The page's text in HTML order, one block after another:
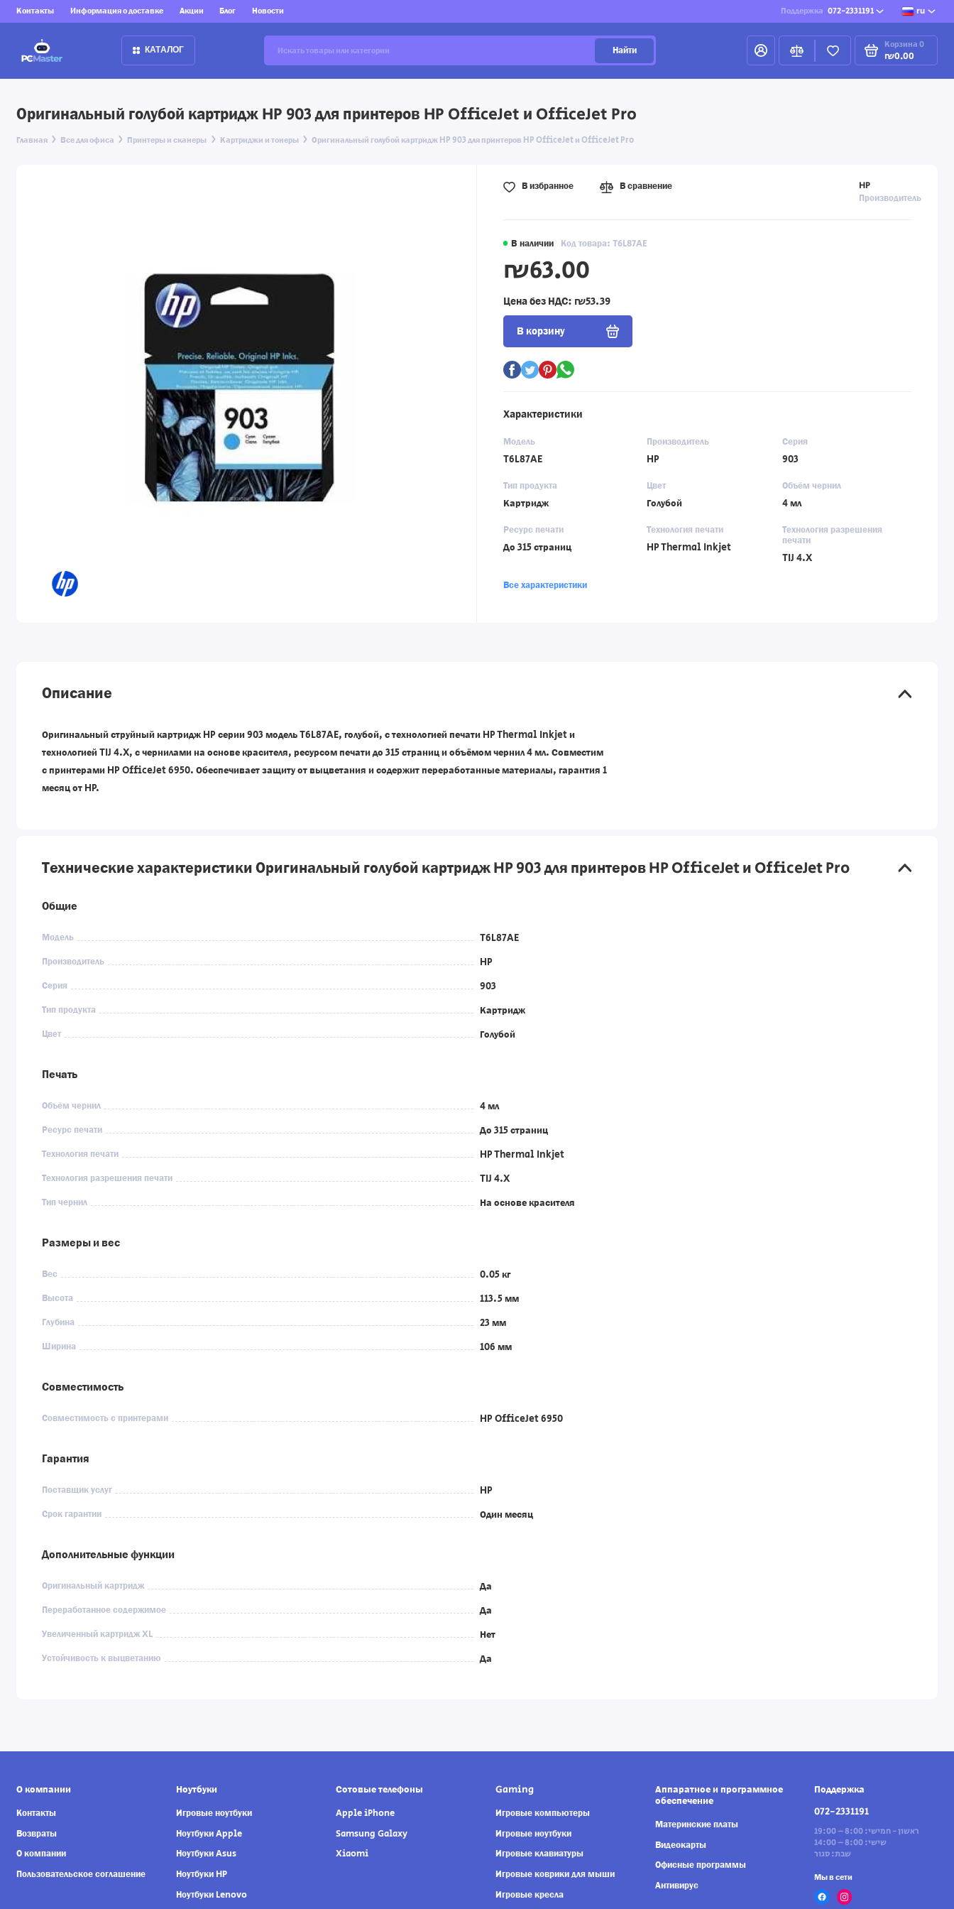
Контакты Информация о доставке Акции Блог Новости Поддержка 072-2331191 ru
КАТАЛОГ Найти Корзина0
₪0.00
Оригинальный голубой картридж HP 903 для принтеров HP OfficeJet и OfficeJet Pro
Главная Все для офиса Принтеры и сканеры Картриджи и тонеры Оригинальный голубой картридж HP 903 для принтеров HP OfficeJet и OfficeJet Pro
В наличии Код товара: T6L87AE
HP
Производитель
₪63.00
Цена без НДС: ₪53.39
В корзину
В избранное В сравнение
Характеристики
Модель
T6L87AE
Производитель
HP
Серия
903
Тип продукта
Картридж
Цвет
Голубой
Объём чернил
4 мл
Ресурс печати
До 315 страниц
Технология печати
HP Thermal Inkjet
Технология разрешения
печати
TIJ 4.X
Все характеристики
Описание
Оригинальный струйный картридж HP серии 903 модель T6L87AE, голубой, с технологией печати HP Thermal Inkjet и
технологией TIJ 4.X, с чернилами на основе красителя, ресурсом печати до 315 страниц и объёмом чернил 4 мл. Совместим
с принтерами HP OfficeJet 6950. Обеспечивает защиту от выцветания и содержит переработанные материалы, гарантия 1
месяц от HP.
Технические характеристики Оригинальный голубой картридж HP 903 для принтеров HP OfficeJet и OfficeJet Pro
Общие
Модель T6L87AE
Производитель HP
Серия 903
Тип продукта Картридж
Цвет Голубой
Печать
Объём чернил 4 мл
Ресурс печати До 315 страниц
Технология печати HP Thermal Inkjet
Технология разрешения печати TIJ 4.X
Тип чернил На основе красителя
Размеры и вес
Вес 0.05 кг
Высота 113.5 мм
Глубина 23 мм
Ширина 106 мм
Совместимость
Совместимость с принтерами HP OfficeJet 6950
Гарантия
Поставщик услуг HP
Срок гарантии Один месяц
Дополнительные функции
Оригинальный картридж Да
Переработанное содержимое Да
Увеличенный картридж XL Нет
Устойчивость к выцветанию Да
О компании
Контакты
Возвраты
О компании
Пользовательское соглашение
Ноутбуки
Игровые ноутбуки
Ноутбуки Apple
Ноутбуки Asus
Ноутбуки HP
Ноутбуки Lenovo
Сотовые телефоны
Apple iPhone
Samsung Galaxy
Xiaomi
Gaming
Игровые компьютеры
Игровые ноутбуки
Игровые клавиатуры
Игровые коврики для мыши
Игровые кресла
Аппаратное и программное
обеспечение
Материнские платы
Видеокарты
Офисные программы
Антивирус
Поддержка
072-2331191
ראשון - חמישי: 8:00 – 19:00
שישי: 8:00 – 14:00
שבת: סגור
Мы в сети